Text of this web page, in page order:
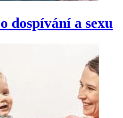
dospívání a sexu